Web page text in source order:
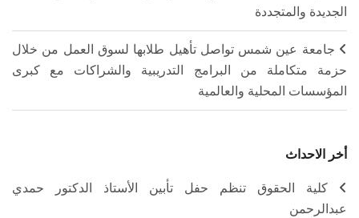
الجديدة والمتجددة
جامعة عين شمس تواصل تأهيل طلابها لسوق العمل من خلال
حزمة متكاملة من البرامج التدريبية والشراكات مع كبرى
المؤسسات المحلية والعالمية
أخر الاحداث
كلية الحقوق تنظم حفل تأبين الأستاذ الدكتور حمدي
عبدالرحمن